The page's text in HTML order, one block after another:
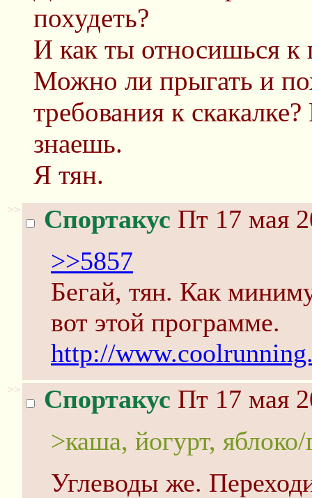
похудеть?
И как ты относишься к
Можно ли прыгать и
требования к
знаешь.
Я тян.
>> Спортакус Пт 17 мая
>>5857
Бегай, тян. Как
вот этой программе.
http://
>> Спортакус Пт 17 мая
>каша, йогурт,
Углеводы же.